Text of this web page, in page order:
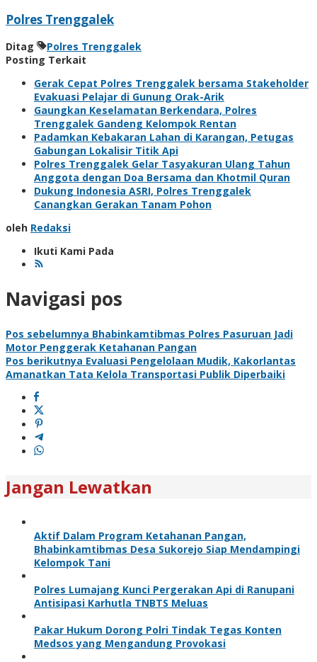
Polres Trenggalek
Ditag
Polres Trenggalek
Posting Terkait
Gerak Cepat Polres Trenggalek bersama Stakeholder
Evakuasi Pelajar di Gunung Orak-Arik
Gaungkan Keselamatan Berkendara, Polres
Trenggalek Gandeng Kelompok Rentan
Padamkan Kebakaran Lahan di Karangan, Petugas
Gabungan Lokalisir Titik Api
Polres Trenggalek Gelar Tasyakuran Ulang Tahun
Anggota dengan Doa Bersama dan Khotmil Quran
Dukung Indonesia ASRI, Polres Trenggalek
Canangkan Gerakan Tanam Pohon
oleh Redaksi
Ikuti Kami Pada
Navigasi pos
Pos sebelumnya Bhabinkamtibmas Polres Pasuruan Jadi
Motor Penggerak Ketahanan Pangan
Pos berikutnya Evaluasi Pengelolaan Mudik, Kakorlantas
Amanatkan Tata Kelola Transportasi Publik Diperbaiki
Jangan Lewatkan
Aktif Dalam Program Ketahanan Pangan,
Bhabinkamtibmas Desa Sukorejo Siap Mendampingi
Kelompok Tani
Polres Lumajang Kunci Pergerakan Api di Ranupani
Antisipasi Karhutla TNBTS Meluas
Pakar Hukum Dorong Polri Tindak Tegas Konten
Medsos yang Mengandung Provokasi